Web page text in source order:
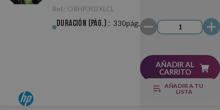
Ref.: ORHP302XLCL
Duración (pág.) : 330pág.
AÑADIR AL
CARRITO
AÑADIR A TU
LISTA